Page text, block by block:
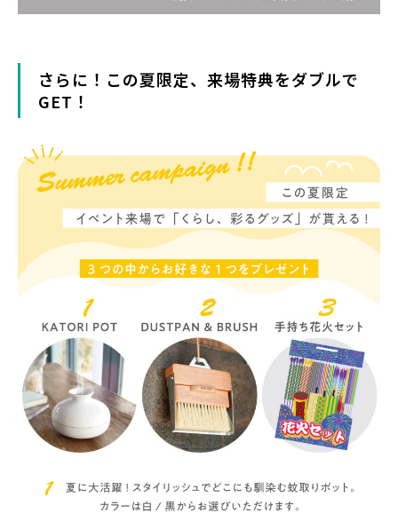
さらに！この夏限定、来場特典をダブルで
GET！